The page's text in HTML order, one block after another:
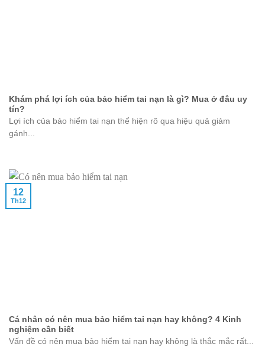
Khám phá lợi ích của bảo hiểm tai nạn là gì? Mua ở đâu uy
tín?
Lợi ích của bảo hiểm tai nạn thể hiện rõ qua hiệu quả giảm
gánh...
Cá nhân có nên mua bảo hiểm tai nạn hay không? 4 Kinh
nghiệm cần biết
Vấn đề có nên mua bảo hiểm tai nạn hay không là thắc mắc rất...
12
Th12